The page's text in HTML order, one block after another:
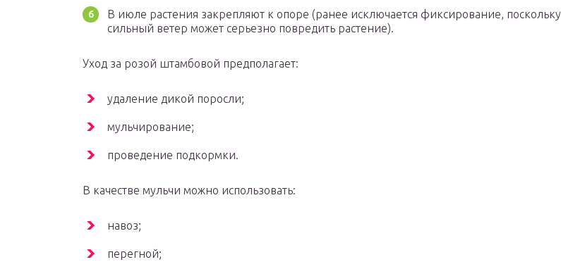
В июле растения закрепляют к опоре (ранее исключается фиксирование, поскольку
сильный ветер может серьезно повредить растение).
Уход за розой штамбовой предполагает:
удаление дикой поросли;
мульчирование;
проведение подкормки.
В качестве мульчи можно использовать:
навоз;
перегной;